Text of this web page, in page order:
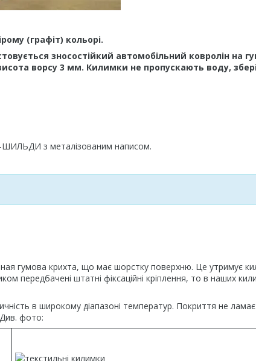
(графіт) кольорі.
зносостійкий автомобільний ковролін на
ворсу 3 мм. Килимки не пропускають воду,
ШИЛЬДИ з металізованим написом.
гумова крихта, що має шорстку поверхню. Це утримує
передбачені штатні фіксаційні кріплення, то в наших
в широкому діапазоні температур. Покриття не
фото: